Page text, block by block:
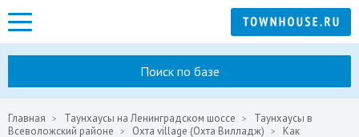
Поиск по базе
Главная Таунхаусы на Ленинградском шоссе
Таунхаусы в
Всеволожский районе
Охта village (Охта Вилладж)
Как